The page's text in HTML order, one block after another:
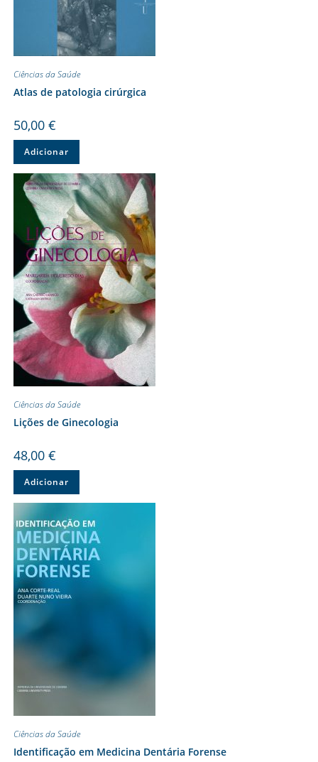
Ciências da Saúde
Atlas de patologia cirúrgica
50,00 €
Adicionar
Ciências da Saúde
Lições de Ginecologia
48,00 €
Adicionar
Ciências da Saúde
Identificação em Medicina Dentária Forense